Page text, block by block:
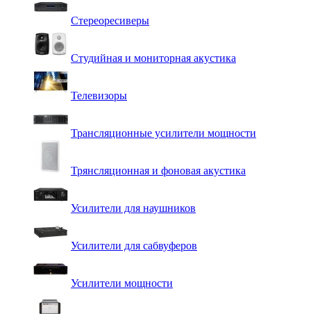
Стереоресиверы
Студийная и мониторная акустика
Телевизоры
Трансляционные усилители мощности
Трянсляционная и фоновая акустика
Усилители для наушников
Усилители для сабвуферов
Усилители мощности